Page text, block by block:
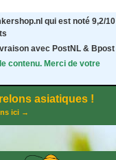
qui est noté 9,2/10
avec PostNL & Bpost
contenu. Merci de votre
asiatiques !
ici →